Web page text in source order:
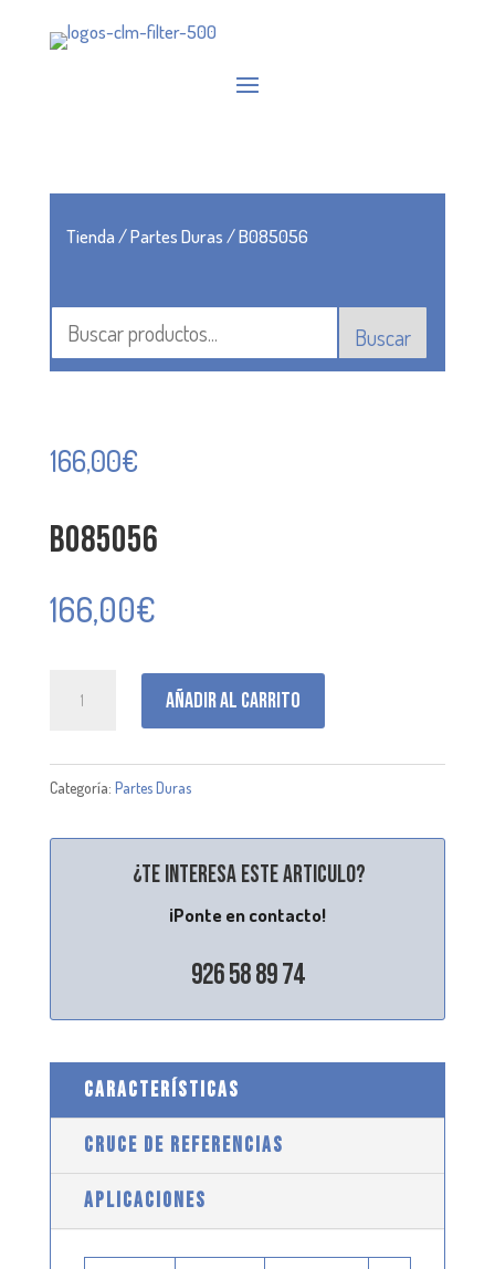
Tienda/Partes Duras/ B085056
Buscar
166,00€
B085056
166,00€
Añadir al carrito
Categoría: Partes Duras
¿Te interesa este articulo?
¡Ponte en contacto!
926 58 89 74
CARACTERÍSTICAS
CRUCE DE REFERENCIAS
APLICACIONES